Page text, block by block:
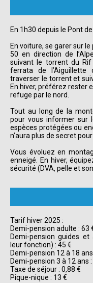
En 1h30 depuis le Pont de
En voiture, se garer sur le
50 en direction de
suivant le torrent du
ferrata de l’Aiguillette
traverser le torrent et
En hiver, préférez rester
refuge par le nord.
Tout au long de la
pour vous informer sur
espèces protégées ou
n’aura plus de secret
Vous évoluez en
enneigé. En hiver,
sécurité (DVA, pelle et
Tarif hiver 2025 :
Demi-pension adulte : 63
Demi-pension guides et
leur fonction) : 45 €
Demi-pension 12 à 18
Demi-pension 3 à 12 ans :
Taxe de séjour : 0,88 €
Pique-nique : 13 €